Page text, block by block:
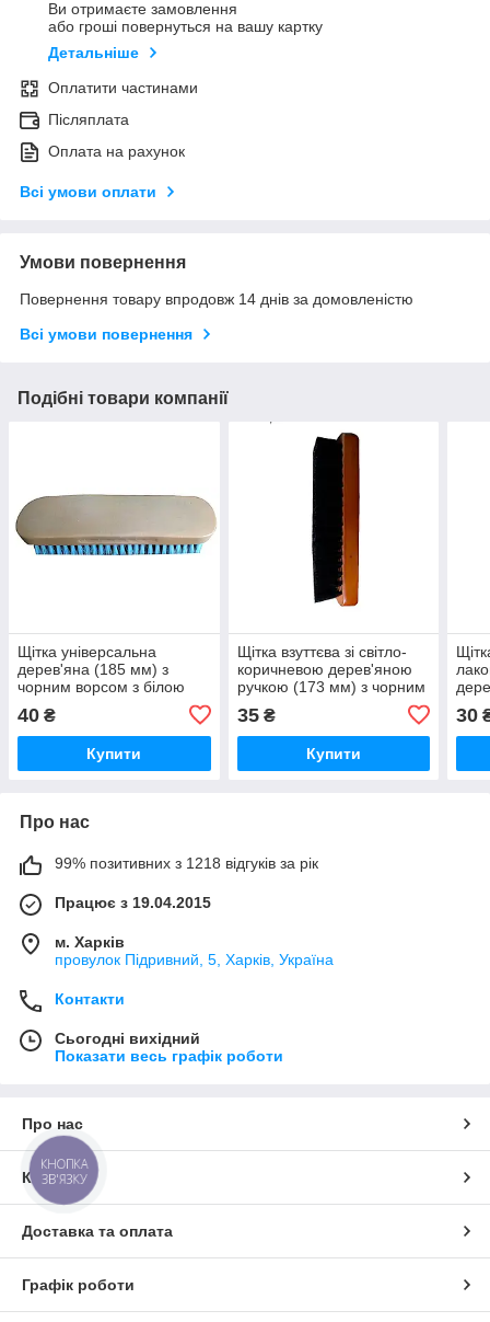
Ви отримаєте замовлення
або гроші повернуться на вашу картку
Детальніше
Оплатити частинами
Післяплата
Оплата на рахунок
Всі умови оплати
Умови повернення
Повернення товару впродовж 14 днів за домовленістю
Всі умови повернення
Подібні товари компанії
Щітка універсальна
дерев'яна (185 мм) з
чорним ворсом з білою
окантовкою (22мм), W-9
40 ₴
Купити
Щітка взуттєва зі світло-
коричневою дерев'яною
ручкою (173 мм) з чорним
35₴
Купити
W-
30
Про нас
99% позитивних з 1218 відгуків за рік
Працює з 19.04.2015
м. Харків
провулок Підривний, 5, Харків, Україна
Контакти
Сьогодні вихідний
Показати весь графік роботи
Про нас
Контакти
Доставка та оплата
Графік роботи
КНОПКА
ЗВ'ЯЗКУ